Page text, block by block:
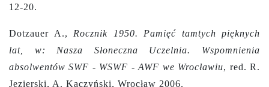
12-20.
Dotzauer A., Rocznik 1950. Pamięć tamtych pięknych
lat, w: Nasza Słoneczna Uczelnia. Wspomnienia
absolwentów SWF - WSWF - AWF we Wrocławiu, red. R.
Jezierski, A. Kaczyński, Wrocław 2006.